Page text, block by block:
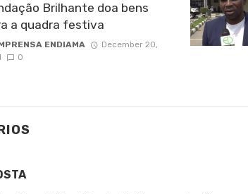
Brilhante doa bens
a quadra festiva
ENDIAMA
December 20,
0